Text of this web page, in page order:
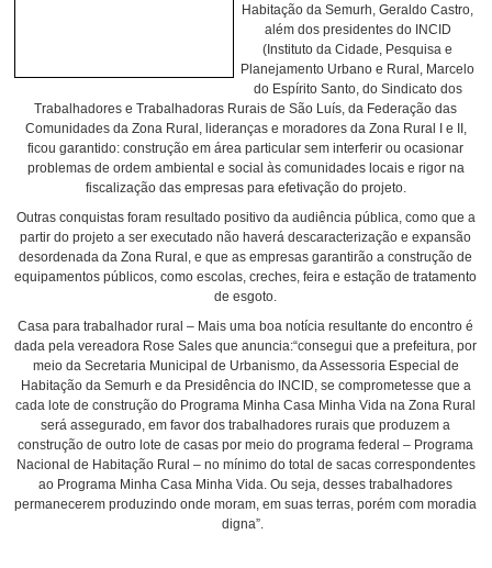
Habitação da Semurh, Geraldo Castro,
além dos presidentes do INCID
(Instituto da Cidade, Pesquisa e
Planejamento Urbano e Rural, Marcelo
do Espírito Santo, do Sindicato dos
Trabalhadores e Trabalhadoras Rurais de São Luís, da Federação das
Comunidades da Zona Rural, lideranças e moradores da Zona Rural I e II,
ficou garantido: construção em área particular sem interferir ou ocasionar
problemas de ordem ambiental e social às comunidades locais e rigor na
fiscalização das empresas para efetivação do projeto.
Outras conquistas foram resultado positivo da audiência pública, como que a
partir do projeto a ser executado não haverá descaracterização e expansão
desordenada da Zona Rural, e que as empresas garantirão a construção de
equipamentos públicos, como escolas, creches, feira e estação de tratamento
de esgoto.
Casa para trabalhador rural – Mais uma boa notícia resultante do encontro é
dada pela vereadora Rose Sales que anuncia:“consegui que a prefeitura, por
meio da Secretaria Municipal de Urbanismo, da Assessoria Especial de
Habitação da Semurh e da Presidência do INCID, se comprometesse que a
cada lote de construção do Programa Minha Casa Minha Vida na Zona Rural
será assegurado, em favor dos trabalhadores rurais que produzem a
construção de outro lote de casas por meio do programa federal – Programa
Nacional de Habitação Rural – no mínimo do total de sacas correspondentes
ao Programa Minha Casa Minha Vida. Ou seja, desses trabalhadores
permanecerem produzindo onde moram, em suas terras, porém com moradia
digna”.